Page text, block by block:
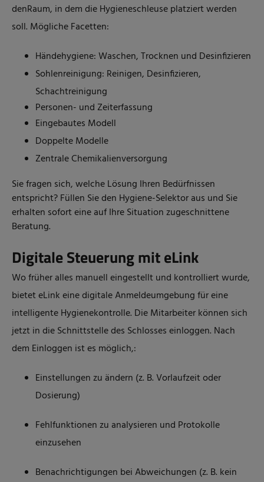
denRaum, in dem die Hygieneschleuse platziert werden
soll. Mögliche Facetten:
Händehygiene: Waschen, Trocknen und Desinfizieren
Sohlenreinigung: Reinigen, Desinfizieren,
Schachtreinigung
Personen- und Zeiterfassung
Eingebautes Modell
Doppelte Modelle
Zentrale Chemikalienversorgung
Sie fragen sich, welche Lösung Ihren Bedürfnissen
entspricht? Füllen Sie den Hygiene-Selektor aus und Sie
erhalten sofort eine auf Ihre Situation zugeschnittene
Beratung.
Digitale Steuerung mit eLink
Wo früher alles manuell eingestellt und kontrolliert wurde,
bietet eLink eine digitale Anmeldeumgebung für eine
intelligente Hygienekontrolle. Die Mitarbeiter können sich
jetzt in die Schnittstelle des Schlosses einloggen. Nach
dem Einloggen ist es möglich,:
Einstellungen zu ändern (z. B. Vorlaufzeit oder
Dosierung)
Fehlfunktionen zu analysieren und Protokolle
einzusehen
Benachrichtigungen bei Abweichungen (z. B. kein